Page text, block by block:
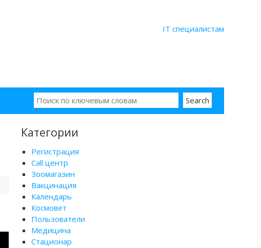
IT специалистам
Категории
Регистрация
Call центр
Зоомагазин
Вакцинация
Календарь
Космовет
Пользователи
Медицина
Стационар